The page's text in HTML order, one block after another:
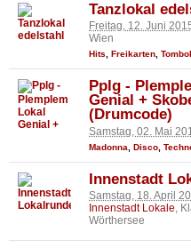
Tanzlokal
Freitag, 12. Juni
Wien
Hits, Freikarten,
Pplg -
Genial +
(Drumcode)
Samstag, 02. Mai
Madonna Disco
Innenstadt
Samstag, 18. April
Innenstadt Lokale,
Wörthersee